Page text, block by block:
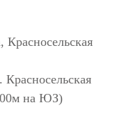
на ЮЗ)